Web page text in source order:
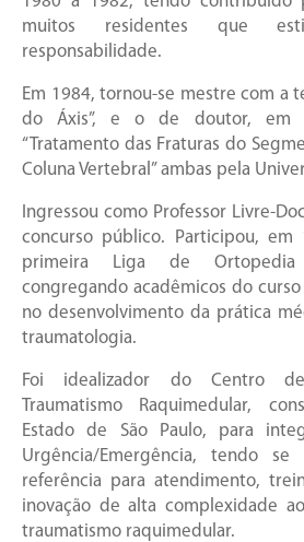
muitos residentes que
responsabilidade.
Em 1984, tornou-se mestre com a
do Áxis”, e o de doutor, em
“Tratamento das Fraturas do
Coluna Vertebral” ambas pela
Ingressou como Professor Livre-
concurso público. Participou, em
primeira Liga de Ortopedia
congregando acadêmicos do
no desenvolvimento da prática
traumatologia.
Foi idealizador do Centro
Traumatismo Raquimedular,
Estado de São Paulo, para
Urgência/Emergência, tendo
referência para atendimento,
inovação de alta complexidade
traumatismo raquimedular.